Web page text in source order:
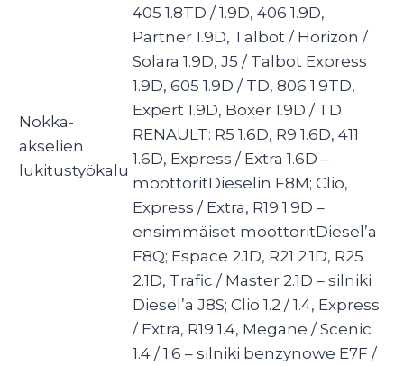
Nokka-
akselien
lukitustyökalu
405 1.8TD / 1.9D, 406 1.9D,
Partner 1.9D, Talbot / Horizon /
Solara 1.9D, J5 / Talbot Express
1.9D, 605 1.9D / TD, 806 1.9TD,
Expert 1.9D, Boxer 1.9D / TD
RENAULT: R5 1.6D, R9 1.6D, 411
1.6D, Express / Extra 1.6D –
moottoritDieselin F8M; Clio,
Express / Extra, R19 1.9D –
ensimmäiset moottoritDiesel’a
F8Q; Espace 2.1D, R21 2.1D, R25
2.1D, Trafic / Master 2.1D – silniki
Diesel’a J8S; Clio 1.2 / 1.4, Express
/ Extra, R19 1.4, Megane / Scenic
1.4 / 1.6 – silniki benzynowe E7F /